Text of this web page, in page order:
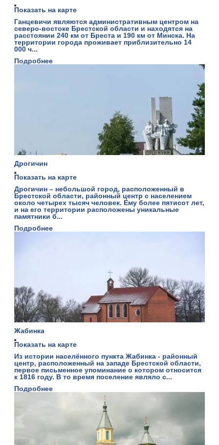
Показать на карте
Ганцевичи являются административным центром на
северо-востоке Брестской области и находятся на
расстоянии 240 км от Бреста и 190 км от Минска. На
территории города проживает приблизительно 14
000 ч...
Подробнее
Дрогичин
Показать на карте
Дрогичин – небольшой город, расположенный в
Брестской области, районный центр с населением
около четырех тысяч человек. Ему более пятисот лет,
и на его территории расположены уникальные
памятники б...
Подробнее
Жабинка
Показать на карте
Из истории населённого пункта Жабинка - районный
центр, расположенный на западе Брестской области,
первое письменное упоминание о котором относится
к 1816 году. В то время поселение являло с...
Подробнее